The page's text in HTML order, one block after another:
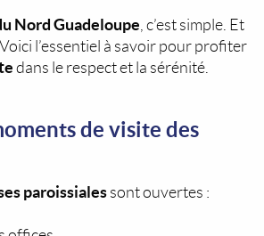
Nord Guadeloupe, c’est simple. Et
l’essentiel à savoir pour profiter
dans le respect et la sérénité.
de visite des
paroissialessont ouvertes :